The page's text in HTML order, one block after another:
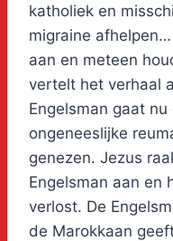
katholiek en
migraine
aan en meteen
vertelt het verhaal
Engelsman gaat
ongeneeslijke
genezen. Jezus
Engelsman aan en
verlost. De
de Marokkaan